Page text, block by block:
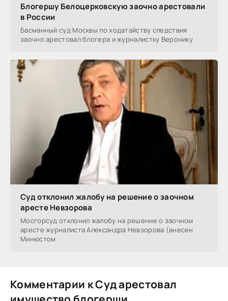
Блогершу Белоцерковскую заочно арестовали
в России
Басманный суд Москвы по ходатайству следствия
заочно арестовал блогера и журналистку Веронику
Суд отклонил жалобу на решение о заочном
аресте Невзорова
Мосгорсуд отклонил жалобу на решение о заочном
аресте журналиста Александра Невзорова (внесен
Минюстом
Комментарии к Суд арестовал